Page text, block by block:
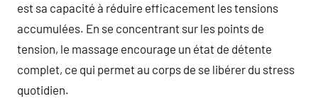
est sa capacité à réduire efficacement les tensions
accumulées. En se concentrant sur les points de
tension, le massage encourage un état de détente
complet, ce qui permet au corps de se libérer du stress
quotidien.